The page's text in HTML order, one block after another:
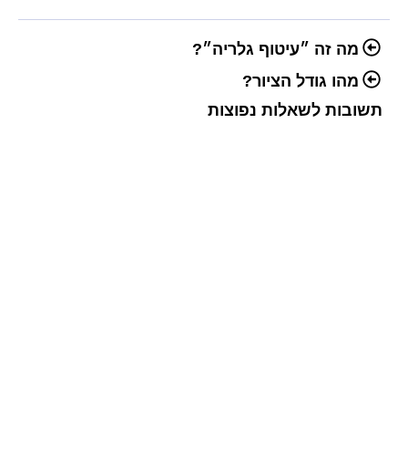
מה זה ״עיטוף גלריה״?
מהו גודל הציור?
תשובות לשאלות נפוצות